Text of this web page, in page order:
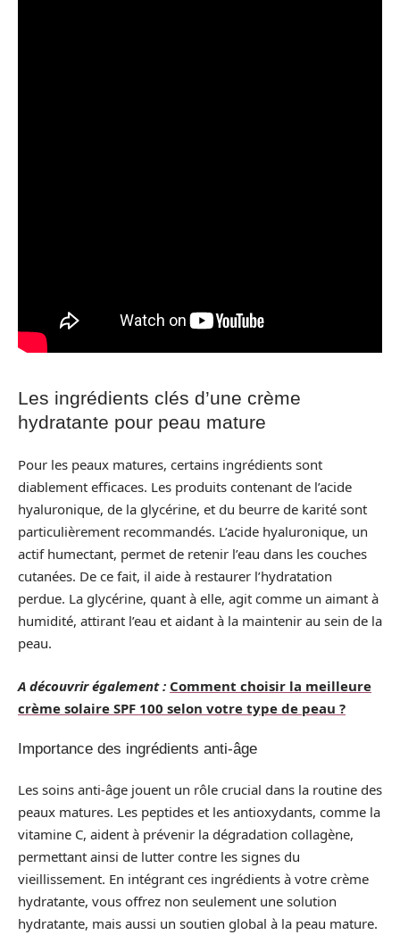
Les ingrédients clés d’une crème
hydratante pour peau mature
Pour les peaux matures, certains ingrédients sont
diablement efficaces. Les produits contenant de l’acide
hyaluronique, de la glycérine, et du beurre de karité sont
particulièrement recommandés. L’acide hyaluronique, un
actif humectant, permet de retenir l’eau dans les couches
cutanées. De ce fait, il aide à restaurer l’hydratation
perdue. La glycérine, quant à elle, agit comme un aimant à
humidité, attirant l’eau et aidant à la maintenir au sein de la
peau.
A découvrir également : Comment choisir la meilleure
crème solaire SPF 100 selon votre type de peau ?
Importance des ingrédients anti-âge
Les soins anti-âge jouent un rôle crucial dans la routine des
peaux matures. Les peptides et les antioxydants, comme la
vitamine C, aident à prévenir la dégradation collagène,
permettant ainsi de lutter contre les signes du
vieillissement. En intégrant ces ingrédients à votre crème
hydratante, vous offrez non seulement une solution
hydratante, mais aussi un soutien global à la peau mature.